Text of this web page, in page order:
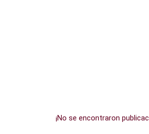
¡No se encontraron